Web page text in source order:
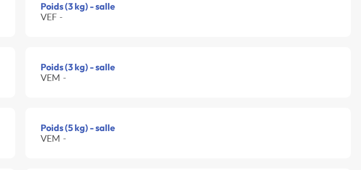
Poids (3 kg) - salle
VEF -
Poids (3 kg) - salle
VEM -
Poids (5 kg) - salle
VEM -